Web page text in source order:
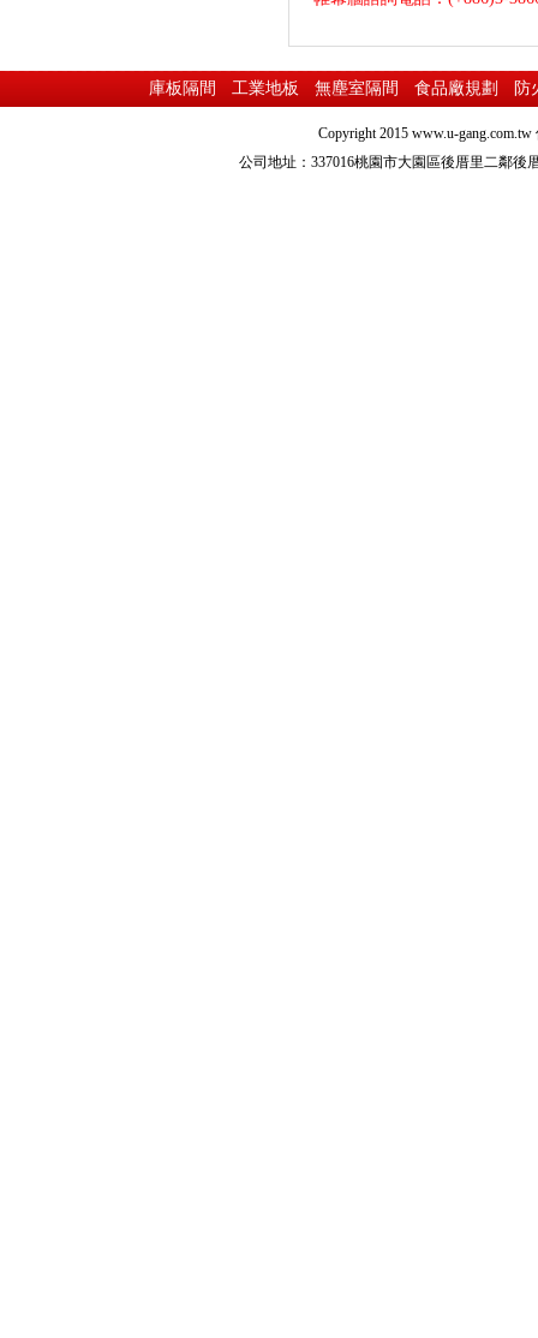
庫板隔間 工業地板 無塵室隔間 食品廠規劃 防
Copyright 2015 www.u-gang.com.tw
公司地址：337016桃園市大園區後厝里二鄰後